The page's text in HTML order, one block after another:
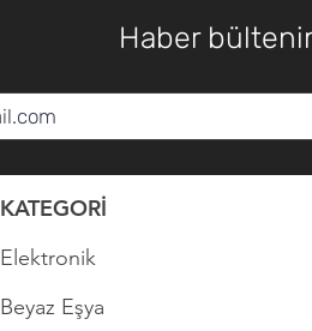
Haber
KATEGORİ
Elektronik
Beyaz Eşya